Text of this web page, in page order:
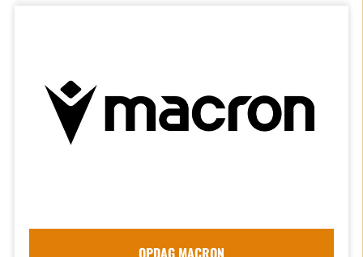
OPDAG MACRON